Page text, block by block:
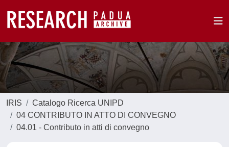
IRIS
Catalogo Ricerca UNIPD
04 CONTRIBUTO IN ATTO DI CONVEGNO
04.01 - Contributo in atti di convegno